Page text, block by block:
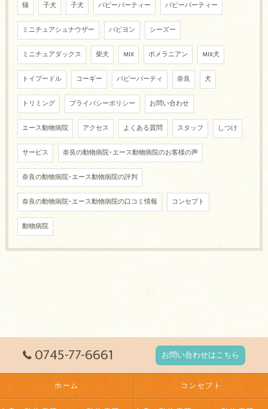
猫 子犬 子犬 パピーパーティー パピーパーティー
ミニチュアシュナウザー パピヨン シーズー
ミニチュアダックス 柴犬 MIX ポメラニアン MIX犬
トイプードル コーギー パピーパーティ 奈良 犬
トリミング プライバシーポリシー お問い合わせ
エース動物病院 アクセス よくある質問 スタッフ しつけ
サービス 奈良の動物病院･エース動物病院のお客様の声
奈良の動物病院･エース動物病院の評判
奈良の動物病院･エース動物病院の口コミ情報 コンセプト
動物病院
0745-77-6661 お問い合わせはこちら
ホーム コンセプト